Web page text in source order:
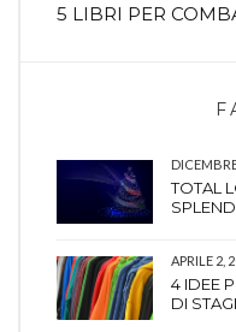
5 LIBRI PER
TOTAL
APRILE 2,
4 IDEE
DI